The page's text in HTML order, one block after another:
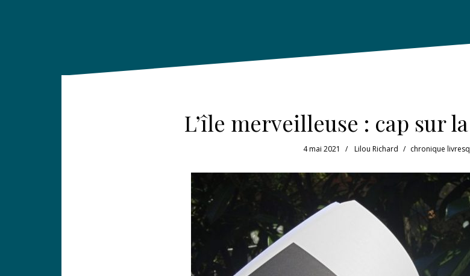
L’île merveilleuse : cap sur
4 mai 2021 Lilou Richard chronique